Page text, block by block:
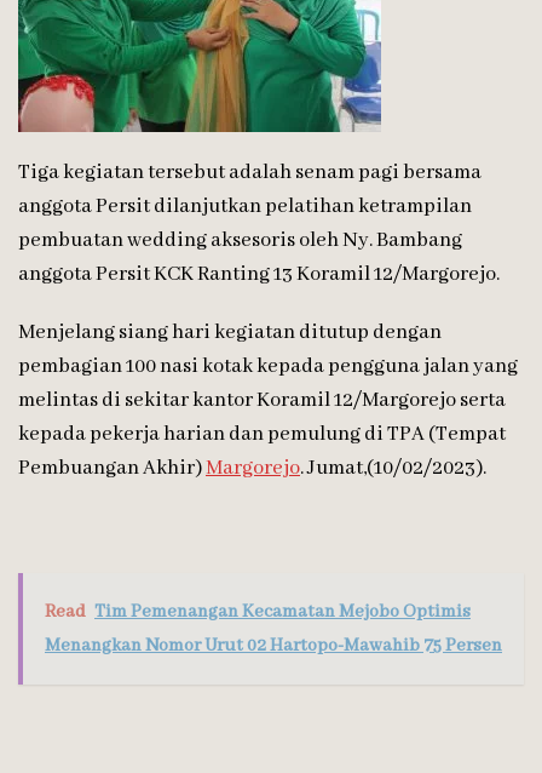
Tiga kegiatan tersebut adalah senam pagi bersama
anggota Persit dilanjutkan pelatihan ketrampilan
pembuatan wedding aksesoris oleh Ny. Bambang
anggota Persit KCK Ranting 13 Koramil 12/Margorejo.
Menjelang siang hari kegiatan ditutup dengan
pembagian 100 nasi kotak kepada pengguna jalan yang
melintas di sekitar kantor Koramil 12/Margorejo serta
kepada pekerja harian dan pemulung di TPA (Tempat
Pembuangan Akhir)Margorejo. Jumat,(10/02/2023).
Read Tim Pemenangan Kecamatan Mejobo Optimis
Menangkan Nomor Urut 02 Hartopo-Mawahib 75 Persen